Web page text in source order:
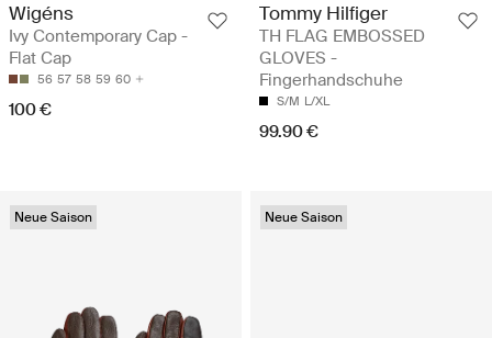
Wigéns
Ivy Contemporary Cap -
Flat Cap
56 57 58 59 60
100 €
Tommy Hilfiger
TH FLAG EMBOSSED
GLOVES -
Fingerhandschuhe
S/M L/XL
99.90 €
Neue Saison Neue Saison